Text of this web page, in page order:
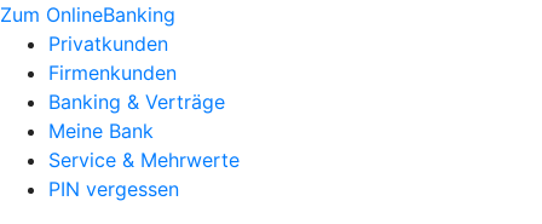
Zum OnlineBanking
Privatkunden
Firmenkunden
Banking & Verträge
Meine Bank
Service & Mehrwerte
PIN vergessen